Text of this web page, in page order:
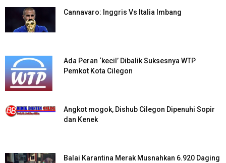
Cannavaro: Inggris Vs Italia Imbang
Ada Peran ‘kecil’ Dibalik Suksesnya WTP
Pemkot Kota Cilegon
Angkot mogok, Dishub Cilegon Dipenuhi Sopir
dan Kenek
Balai Karantina Merak Musnahkan 6.920 Daging